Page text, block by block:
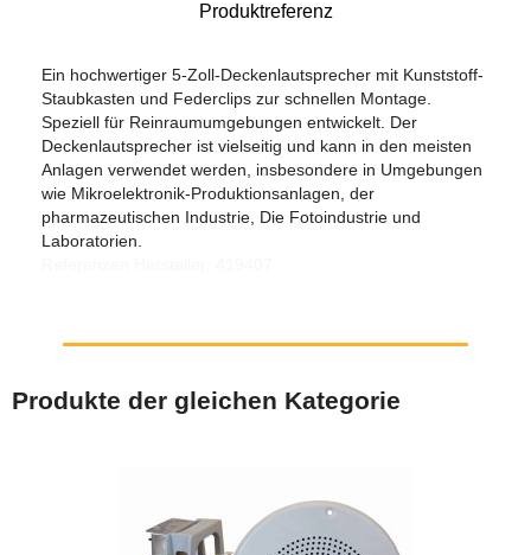
Produktreferenz
Ein hochwertiger 5-Zoll-Deckenlautsprecher mit Kunststoff-
Staubkasten und Federclips zur schnellen Montage.
Speziell für Reinraumumgebungen entwickelt. Der
Deckenlautsprecher ist vielseitig und kann in den meisten
Anlagen verwendet werden, insbesondere in Umgebungen
wie Mikroelektronik-Produktionsanlagen, der
pharmazeutischen Industrie, Die Fotoindustrie und
Laboratorien.
Produkte der gleichen Kategorie